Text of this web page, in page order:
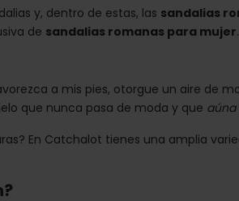
y, dentro de estas, las sandalias
de sandalias romanas para mujer.
a mis pies, otorgue un aire de
que nunca pasa de moda y que aúna
En Catchalot tienes una amplia